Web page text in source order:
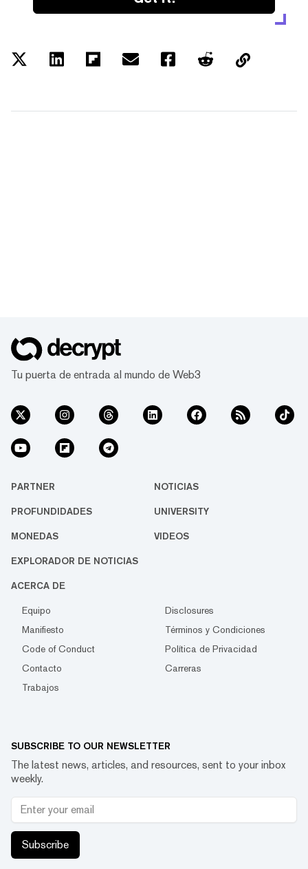
Tu puerta de entrada al mundo de Web3
PARTNER NOTICIAS
PROFUNDIDADES UNIVERSITY
MONEDAS VIDEOS
EXPLORADOR DE NOTICIAS
ACERCA DE
Equipo
Disclosures
Manifiesto
Términos y Condiciones
Code of Conduct
Política de Privacidad
Contacto
Carreras
Trabajos
SUBSCRIBE TO OUR NEWSLETTER
The latest news, articles, and resources, sent to your inbox
weekly.
Subscribe